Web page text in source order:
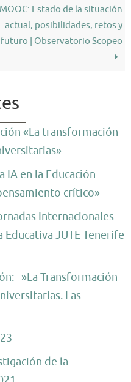
MOOC: Estado de la situación
actual, posibilidades, retos y
futuro | Observatorio Scopeo
«La transformación
IA en la Educación
crítico»
Internacionales
JUTE Tenerife
»La Transformación
Las
de la